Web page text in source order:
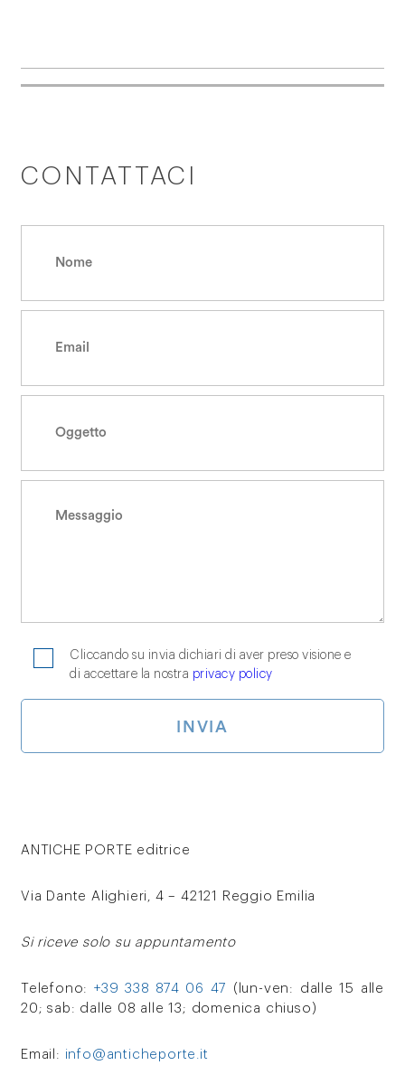
CONTATTACI
Cliccando su invia dichiari di aver preso visione e
di accettare la nostra privacy policy
ANTICHE PORTE editrice
Via Dante Alighieri, 4 – 42121 Reggio Emilia
Si riceve solo su appuntamento
Telefono: +39 338 874 06 47
(lun-ven: dalle 15 alle
20; sab: dalle 08 alle 13; domenica chiuso)
Email: info@anticheporte.it